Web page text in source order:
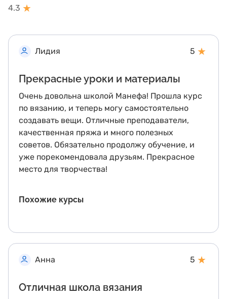
4.3 ★
Лидия 5 ★
Прекрасные уроки и материалы
Очень довольна школой Манефа! Прошла курс
по вязанию, и теперь могу самостоятельно
создавать вещи. Отличные преподаватели,
качественная пряжа и много полезных
советов. Обязательно продолжу обучение, и
уже порекомендовала друзьям. Прекрасное
место для творчества!
Похожие курсы
Анна 5 ★
Отличная школа вязания